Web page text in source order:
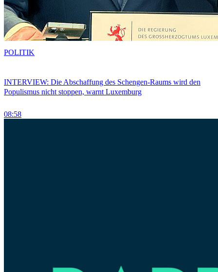
INTERVIEW: Die Abschaffung des Schengen-Raums wird den
Populismus nicht stoppen, warnt Luxemburg
08:58
POLITIK